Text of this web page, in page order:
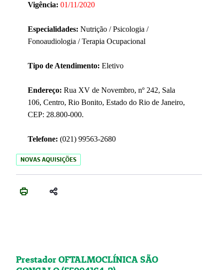
Vigência: 01/11/2020
Especialidades: Nutrição / Psicologia /
Fonoaudiologia / Terapia Ocupacional
Tipo de Atendimento: Eletivo
Endereço: Rua XV de Novembro, nº 242, Sala
106, Centro, Rio Bonito, Estado do Rio de Janeiro,
CEP: 28.800-000.
Telefone: (021) 99563-2680
NOVAS AQUISIÇÕES
Prestador OFTALMOCLÍNICA SÃO